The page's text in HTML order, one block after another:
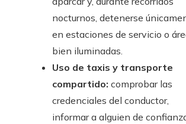
nocturnos, detenerse
en estaciones de servicio o
bien iluminadas.
Uso de taxis y transporte
compartido: comprobar las
credenciales del conductor,
informar a alguien de